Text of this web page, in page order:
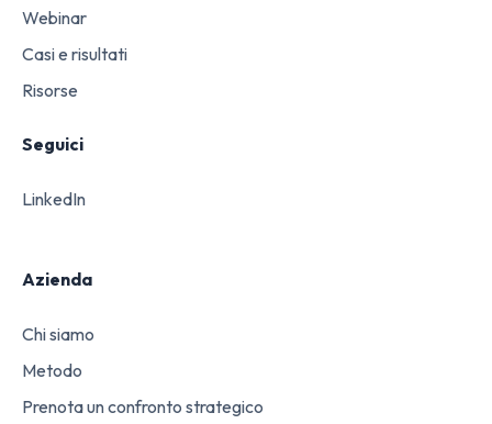
Webinar
Casi e risultati
Risorse
Seguici
LinkedIn
Azienda
Chi siamo
Metodo
Prenota un confronto strategico